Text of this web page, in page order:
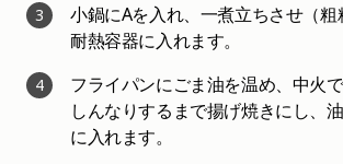
3
小鍋にAを入れ、一煮立ちさせ（粗
耐熱容器に入れます。
4
フライパンにごま油を温め、中火
しんなりするまで揚げ焼きにし、
に入れます。